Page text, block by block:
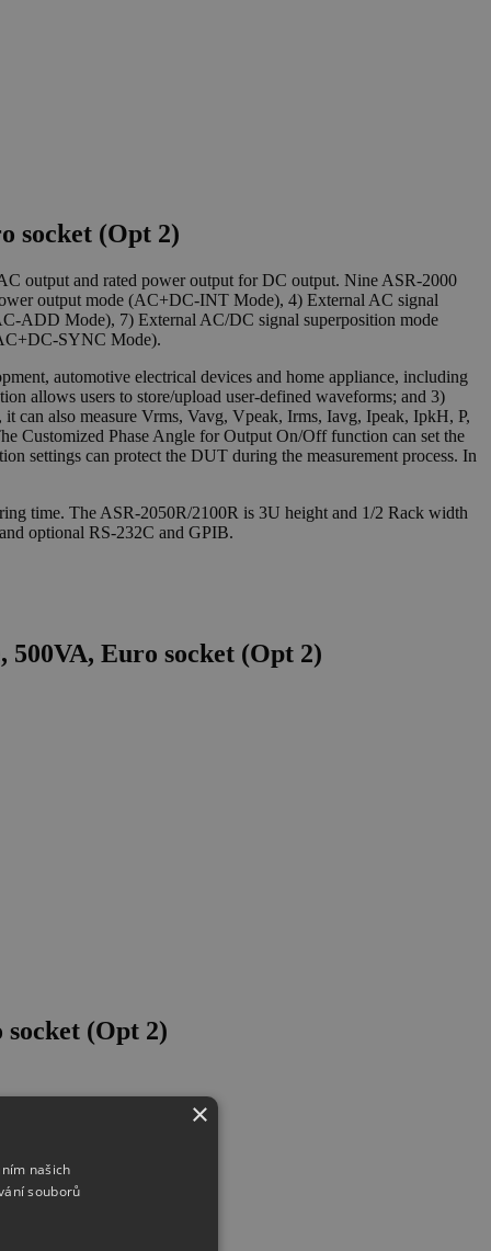
socket (Opt 2)
output and rated power output for DC output. Nine ASR-2000
output mode (AC+DC-INT Mode), 4) External AC signal
ADD Mode), 7) External AC/DC signal superposition mode
SYNC Mode).
automotive electrical devices and home appliance, including
allows users to store/upload user-defined waveforms; and 3)
can also measure Vrms, Vavg, Vpeak, Irms, Iavg, Ipeak, IpkH, P,
Customized Phase Angle for Output On/Off function can set the
settings can protect the DUT during the measurement process. In
time. The ASR-2050R/2100R is 3U height and 1/2 Rack width
optional RS-232C and GPIB.
500VA, Euro socket (Opt 2)
(Opt 2)
×
našich
souborů